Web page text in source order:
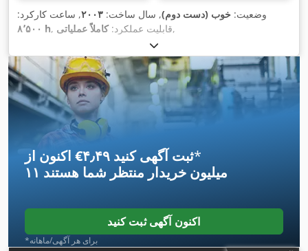
وضعیت: خوب (دست دوم), سال ساخت: ۲۰۰۳, ساعت کارکرد:
۸٬۵۰۰ h
, قابلیت عملکرد:کاملاً عملیاتی ,
اکنون از ‎€۴٫۴۹ ثبت آگهی کنید*
۱۱ میلیون خریدار منتظر شما هستند
اکنون آگهی ثبت کنید
*برای هر آگهی/ماهانه